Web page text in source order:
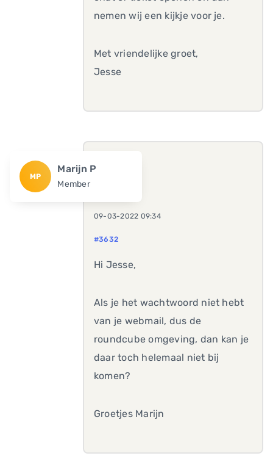
nemen wij een kijkje voor je.
Met vriendelijke groet,
Jesse
MP
Marijn P
Member
09-03-2022 09:34
#3632
Hi Jesse,
Als je het wachtwoord niet hebt
van je webmail, dus de
roundcube omgeving, dan kan je
daar toch helemaal niet bij
komen?
Groetjes Marijn